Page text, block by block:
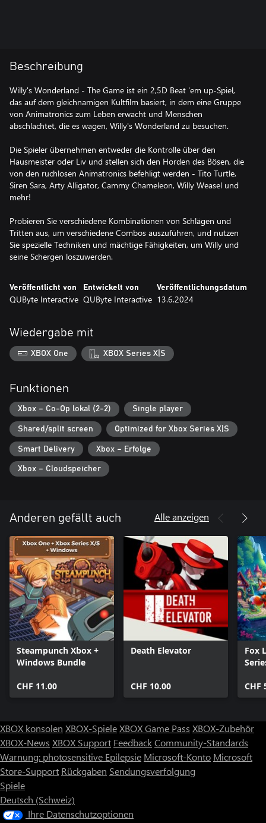
Beschreibung
Willy's Wonderland - The Game ist ein 2,5D Beat 'em up-Spiel,
das auf dem gleichnamigen Kultfilm basiert, in dem eine Gruppe
von Animatronics zum Leben erwacht und Menschen
abschlachtet, die es wagen, Willy's Wonderland zu besuchen.
Die Spieler übernehmen entweder die Kontrolle über den
Hausmeister oder Liv und stellen sich den Horden des Bösen, die
von den ruchlosen Animatronics befehligt werden - Tito Turtle,
Siren Sara, Arty Alligator, Cammy Chameleon, Willy Weasel und
mehr!
Probieren Sie verschiedene Kombinationen von Schlägen und
Tritten aus, um verschiedene Combos auszuführen, und nutzen
Sie spezielle Techniken und mächtige Fähigkeiten, um Willy und
seine Schergen loszuwerden.
Veröffentlicht von
QUByte Interactive
Entwickelt von
QUByte Interactive
Veröffentlichungsdatum
13.6.2024
Wiedergabe mit
XBOX One XBOX Series X|S
Funktionen
Xbox – Co-Op lokal (2-2) Single player
Shared/split screen Optimized for Xbox Series X|S
Smart Delivery Xbox – Erfolge
Xbox – Cloudspeicher
Anderen gefällt auch Alle anzeigen
Steampunch Xbox +
Windows Bundle
CHF 11.00
Death Elevator
CHF 10.00
Fox
CHF
XBOX konsolen XBOX-SpieleXBOX Game Pass XBOX-Zubehör
XBOX-News XBOX Support FeedbackCommunity-Standards
Warnung: photosensitive Epilepsie Microsoft-Konto Microsoft
Store-Support Rückgaben Sendungsverfolgung
Spiele
Deutsch (Schweiz)
Ihre Datenschutzoptionen